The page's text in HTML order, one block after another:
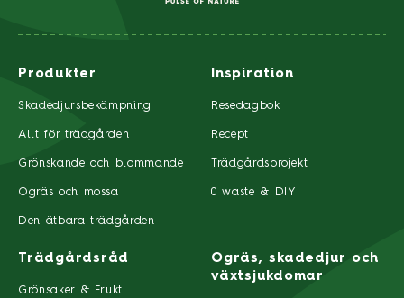
Produkter
Skadedjursbekämpning
Allt för trädgården
Grönskande och blommande
Ogräs och mossa
Den ätbara trädgården
Inspiration
Resedagbok
Recept
Trädgårdsprojekt
0 waste & DIY
Trädgårdsråd
Grönsaker & Frukt
Ogräs, skadedjur och
växtsjukdomar